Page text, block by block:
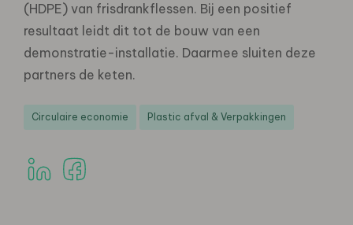
(HDPE) van frisdrankflessen. Bij een positief
resultaat leidt dit tot de bouw van een
demonstratie-installatie. Daarmee sluiten deze
partners de keten.
Circulaire economie Plastic afval & Verpakkingen